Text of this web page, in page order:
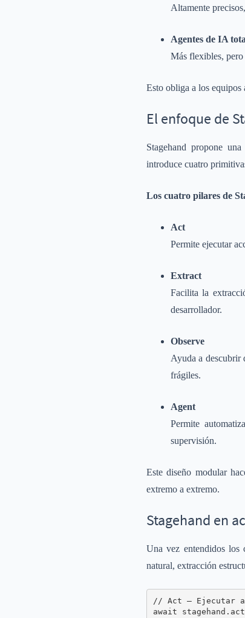
Altamente
Agentes de IA
Más flexibles,
Esto obliga a los
El enfoque de
Stagehand propone
introduce cuatro
Los cuatro pilares de
Act
Permite ejecutar
Extract
Facilita la
desarrollador.
Observe
Ayuda a descubrir
frágiles.
Agent
Permite
supervisión.
Este diseño modular
extremo a extremo.
Stagehand en
Una vez entendidos los
natural, extracción
// Act – Ejecutar
await